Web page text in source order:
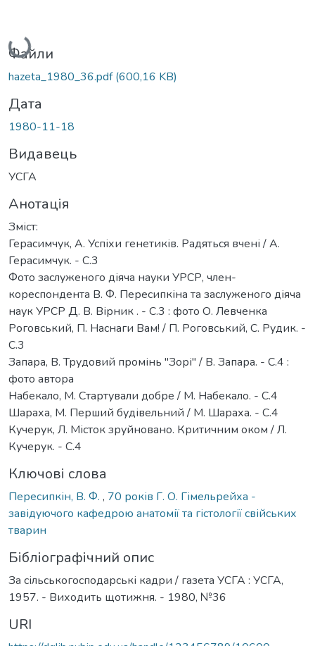
Вантажиться...
Файли
hazeta_1980_36.pdf(600,16 KB)
Дата
1980-11-18
Видавець
УСГА
Анотація
Зміст:
Герасимчук, А. Успіхи генетиків. Радяться вчені / А.
Герасимчук. - С.3
Фото заслуженого діяча науки УРСР, член-
кореспондента В. Ф. Пересипкіна та заслуженого діяча
наук УРСР Д. В. Вірник . - С.3 : фото О. Левченка
Роговський, П. Наснаги Вам! / П. Роговський, С. Рудик. -
С.3
Запара, В. Трудовий промінь "Зорі" / В. Запара. - С.4 :
фото автора
Набекало, М. Стартували добре / М. Набекало. - С.4
Шараха, М. Перший будівельний / М. Шараха. - С.4
Кучерук, Л. Місток зруйновано. Критичним оком / Л.
Кучерук. - С.4
Ключові слова
Пересипкін, В. Ф. , 70 років Г. О. Гімельрейха -
завідуючого кафедрою анатомії та гістології свійських
тварин
Бібліографічний опис
За сільськогосподарські кадри / газета УСГА : УСГА,
1957. - Виходить щотижня. - 1980, №36
URI